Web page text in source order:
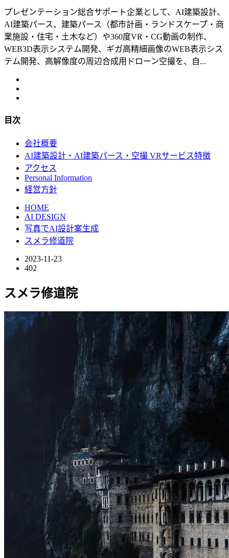
プレゼンテーション総合サポート企業として、AI建築設計、
AI建築パース、建築パース（都市計画・ランドスケープ・商
業施設・住宅・土木など）や360度VR・CG動画の制作、
WEB3D表示システム開発、ギガ高精細画像のWEB表示シス
テム開発、高解像度の周辺合成用ドローン空撮を、自...
目次
会社概要
AI建築設計・AI建築パース・空撮 VRサービス特徴
アクセス
Personal Information
経営方針
HOME
AI DESIGN
写真でAI設計案生成
スメラ修道院
2023-11-23
402
スメラ修道院